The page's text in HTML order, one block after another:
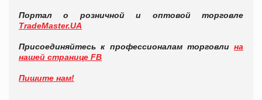
Портал о розничной и оптовой торговле
TradeMaster.UA
Присоединяйтесь к профессионалам торговли на
нашей странице FB
Пишите нам!